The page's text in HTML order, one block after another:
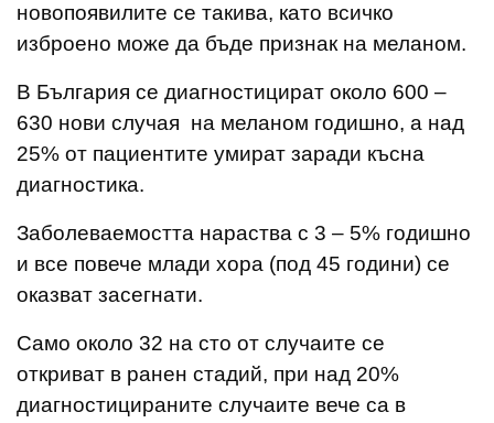
новопоявилите се такива, като всичко
изброено може да бъде признак на меланом.
В България се диагностицират около 600 –
630 нови случая на меланом годишно, а над
25% от пациентите умират заради късна
диагностика.
Заболеваемостта нараства с 3 – 5% годишно
и все повече млади хора (под 45 години) се
оказват засегнати.
Само около 32 на сто от случаите се
откриват в ранен стадий, при над 20%
диагностицираните случаите вече са в